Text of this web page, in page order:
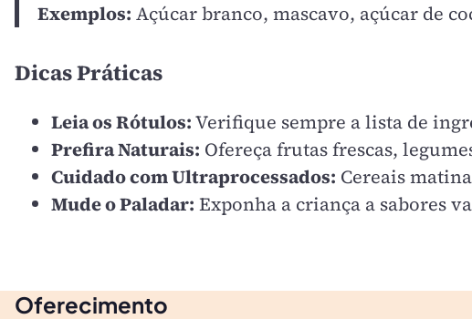
Exemplos: Açúcar branco, mascavo, açúcar de
Dicas Práticas
Leia os Rótulos:Verifique sempre a lista de
Prefira Naturais: Ofereça frutas frescas,
Cuidado com Ultraprocessados: Cereais
Mude o Paladar: Exponha a criança a sabores
Oferecimento